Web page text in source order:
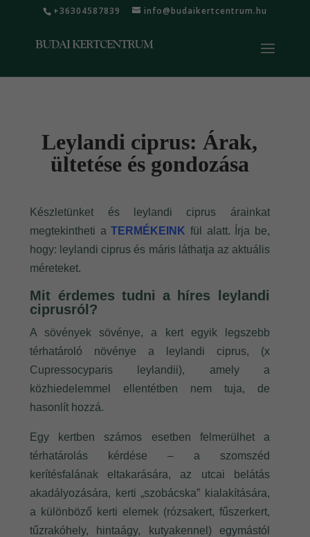
+36304587839 info@budaikertcentrum.hu
Leylandi ciprus: Árak,
ültetése és gondozása
Készletünket és leylandi ciprus árainkat
megtekintheti aTERMÉKEINK fül alatt. Írja be,
hogy: leylandi ciprus és máris láthatja az aktuális
méreteket.
Mit érdemes tudni a híres leylandi
ciprusról?
A sövények sövénye, a kert egyik legszebb
térhatároló növénye a leylandi ciprus, (x
Cupressocyparis leylandii), amely a
közhiedelemmel ellentétben nem tuja, de
hasonlít hozzá.
Egy kertben számos esetben felmerülhet a
térhatárolás kérdése – a szomszéd
kerítésfalának eltakarására, az utcai belátás
akadályozására, kerti „szobácska” kialakítására,
a különböző kerti elemek (rózsakert, fűszerkert,
tűzrakóhely, hintaágy, kutyakennel) egymástól